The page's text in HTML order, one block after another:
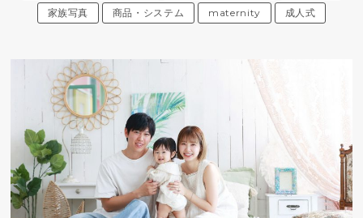
家族写真
商品・システム maternity 成人式